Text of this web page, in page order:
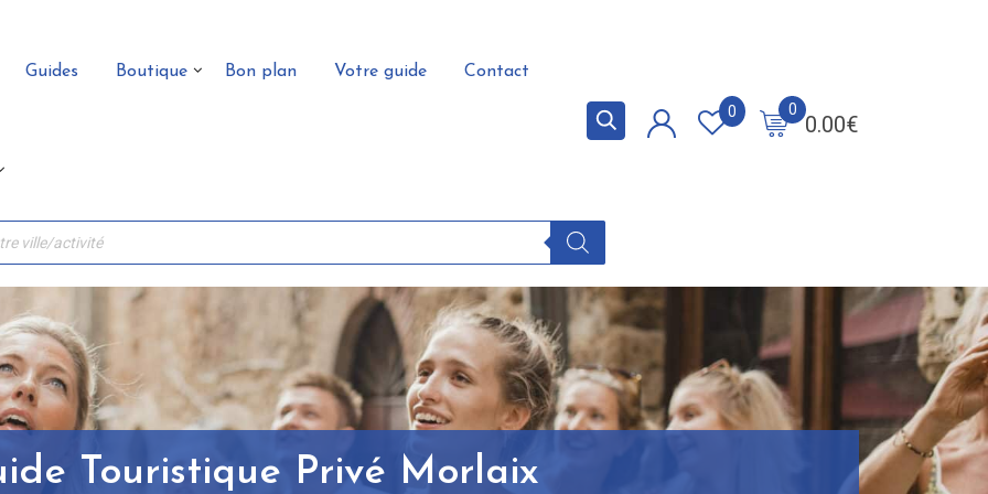
Guides Boutique Bon plan Votre guide Contact
0.00€
0
0
Touristique Privé Morlaix